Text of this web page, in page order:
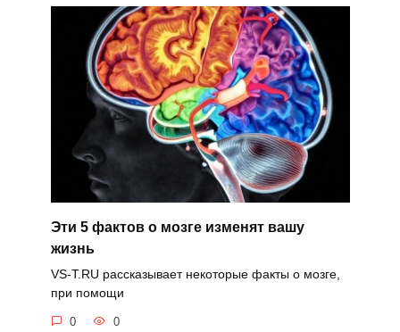
Эти 5 фактов о мозге изменят вашу
жизнь
VS-T.RU рассказывает некоторые факты о мозге,
при помощи
0 0